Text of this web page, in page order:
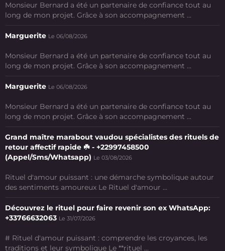
Monsieur Bernard a été un partenaire de confiance tout au
long de mon projet. Grâce à son accompagnement ...
Marguerite Le 06/08/2026
Monsieur Bernard a été un partenaire de confiance tout au
long de mon projet. Grâce à son accompagnement ...
Marguerite Le 06/08/2026
Monsieur Bernard a été un partenaire de confiance tout au
long de mon projet. Grâce à son accompagnement ...
Grand maître marabout vaudou spécialistes des rituels de
retour affectif rapide ☘️ - +22997458500
(Appel/Sms/Whatsapp) Le 03/08/2026
Rituel d'amour puissant : une démarche symbolique autour
des sentiments amoureux Le Rituel d'amour ...
Découvrez le rituel pour faire revenir son ex WhatsApp:
+33766632063 Le 31/07/2026
# Rituel d'amour puissant : comprendre les croyances, les
traditions et leur symbolique Le **rituel ...